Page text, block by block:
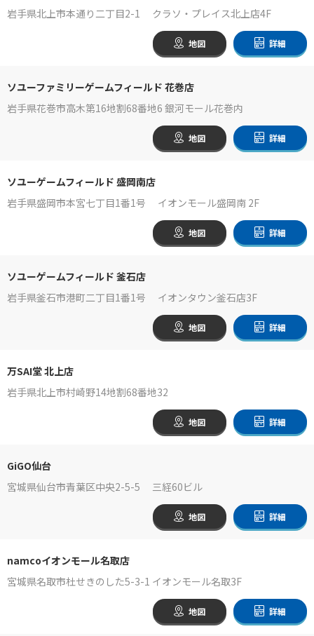
岩手県北上市本通り二丁目2-1 クラソ・プレイス北上店4F
地図 詳細
ソユーファミリーゲームフィールド 花巻店
岩手県花巻市高木第16地割68番地6 銀河モール花巻内
地図 詳細
ソユーゲームフィールド 盛岡南店
岩手県盛岡市本宮七丁目1番1号 イオンモール盛岡南 2F
地図 詳細
ソユーゲームフィールド 釜石店
岩手県釜石市港町二丁目1番1号 イオンタウン釜石店3F
地図 詳細
万SAI堂 北上店
岩手県北上市村崎野14地割68番地32
地図 詳細
GiGO仙台
宮城県仙台市青葉区中央2-5-5 三経60ビル
地図 詳細
namcoイオンモール名取店
宮城県名取市杜せきのした5-3-1 イオンモール名取3F
地図 詳細